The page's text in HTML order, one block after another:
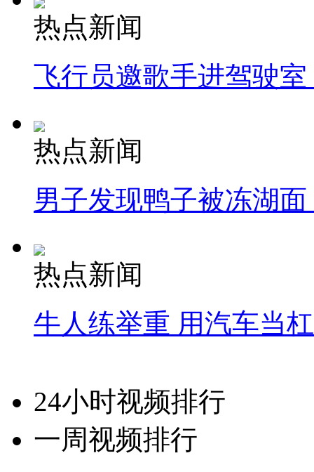
热点新闻
飞行员邀歌手进驾驶
热点新闻
男子发现鸭子被冻湖
热点新闻
牛人练举重 用汽车当
24小时视频排行
一周视频排行